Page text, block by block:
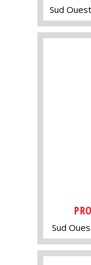
Sud Ouest
Sud